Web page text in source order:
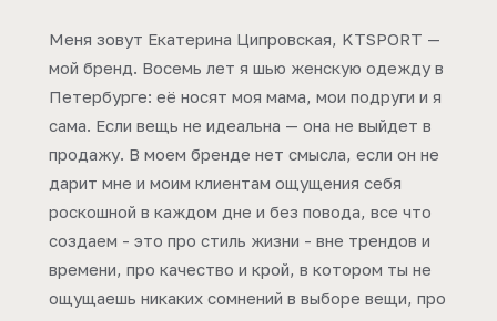
Меня зовут Екатерина Ципровская, KTSPORT —
мой бренд. Восемь лет я шью женскую одежду в
Петербурге: её носят моя мама, мои подруги и я
сама. Если вещь не идеальна — она не выйдет в
продажу. В моем бренде нет смысла, если он не
дарит мне и моим клиентам ощущения себя
роскошной в каждом дне и без повода, все что
создаем - это про стиль жизни - вне трендов и
времени, про качество и крой, в котором ты не
ощущаешь никаких сомнений в выборе вещи, про